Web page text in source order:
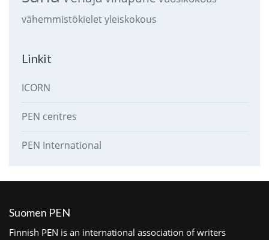
vähemmistökieletyleiskokous
Linkit
ICORN
PEN centres
PEN International
Suomen PEN
Finnish PEN is an international association of writers